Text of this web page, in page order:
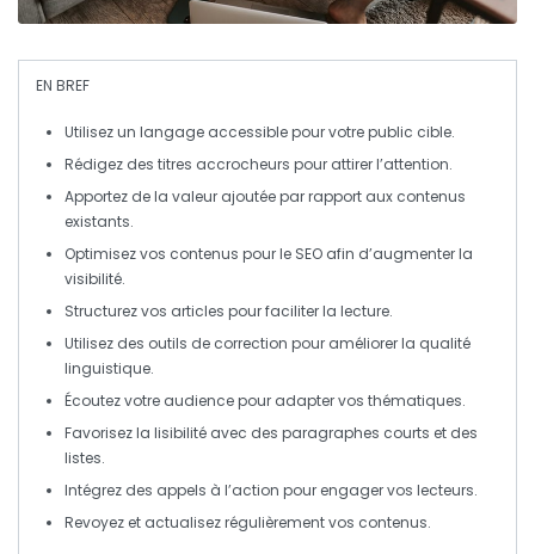
EN BREF
Utilisez un langage accessiblepour votre public cible.
Rédigez des titres accrocheurs pour attirer l’attention.
Apportez de la valeur ajoutéepar rapport aux contenus
existants.
Optimisez vos contenus pour le SEO afin d’augmenter la
visibilité.
Structurez vos articles pour faciliter la lecture.
Utilisez des outils de correction pour améliorer la qualité
linguistique.
Écoutez votre audiencepour adapter vos thématiques.
Favorisez la lisibilité avec des paragraphes courts et des
listes.
Intégrez des appels à l’action pour engager vos lecteurs.
Revoyez et actualisez régulièrementvos contenus.